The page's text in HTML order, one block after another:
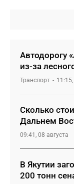
Автодорогу
из-за
Транспорт
Сколько
Дальнем
09:41, 08 августа
В Якутии
200 тонн